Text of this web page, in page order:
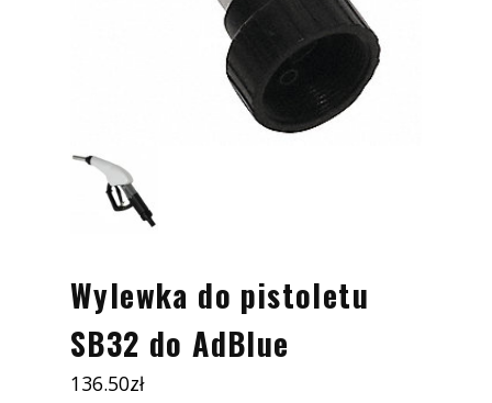
Wylewka do pistoletu
SB32 do AdBlue
136.50zł